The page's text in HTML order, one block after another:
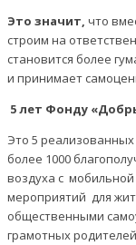
Это значит, что
строим на
становится более
и принимает
5 лет Фонду
Это 5
более 1000
воздуха с
мероприятий для
общественными
грамотных